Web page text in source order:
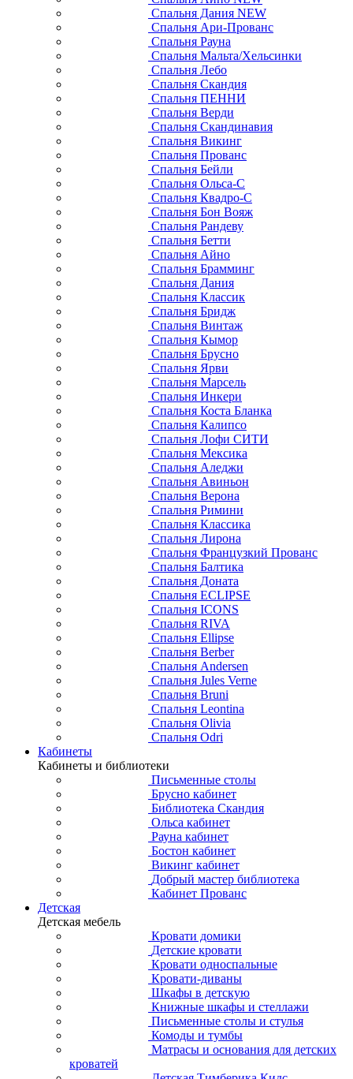
Спальня Дания NEW
Спальня Ари-Прованс
Спальня Рауна
Спальня Мальта/Хельсинки
Спальня Лебо
Спальня Скандия
Спальня ПЕННИ
Спальня Верди
Спальня Скандинавия
Спальня Викинг
Спальня Прованс
Спальня Бейли
Спальня Ольса-С
Спальня Квадро-С
Спальня Бон Вояж
Спальня Рандеву
Спальня Бетти
Спальня Айно
Спальня Брамминг
Спальня Дания
Спальня Классик
Спальня Бридж
Спальня Винтаж
Спальня Кымор
Спальня Брусно
Спальня Ярви
Спальня Марсель
Спальня Инкери
Спальня Коста Бланка
Спальня Калипсо
Спальня Лофи СИТИ
Спальня Мексика
Спальня Аледжи
Спальня Авиньон
Спальня Верона
Спальня Римини
Спальня Классика
Спальня Лирона
Спальня Французкий Прованс
Спальня Балтика
Спальня Доната
Спальня ECLIPSE
Спальня ICONS
Спальня RIVA
Спальня Ellipse
Спальня Berber
Спальня Andersen
Спальня Jules Verne
Спальня Bruni
Спальня Leontina
Спальня Olivia
Спальня Odri
Кабинеты
Кабинеты и библиотеки
Письменные столы
Брусно кабинет
Библиотека Скандия
Ольса кабинет
Рауна кабинет
Бостон кабинет
Викинг кабинет
Добрый мастер библиотека
Кабинет Прованс
Детская
Детская мебель
Кровати домики
Детские кровати
Кровати односпальные
Кровати-диваны
Шкафы в детскую
Книжные шкафы и стеллажи
Письменные столы и стулья
Комоды и тумбы
Матрасы и основания для детских
кроватей